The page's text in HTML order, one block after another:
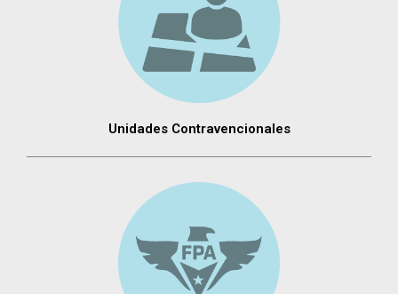
Unidades Contravencionales